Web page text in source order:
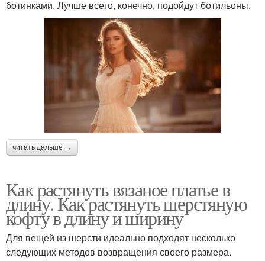
ботинками. Лучше всего, конечно, подойдут ботильоны.
читать дальше →
Как растянуть вязаное платье в
длину. Как растянуть шерстяную
кофту в длину и ширину
Для вещей из шерсти идеально подходят несколько
следующих методов возвращения своего размера.